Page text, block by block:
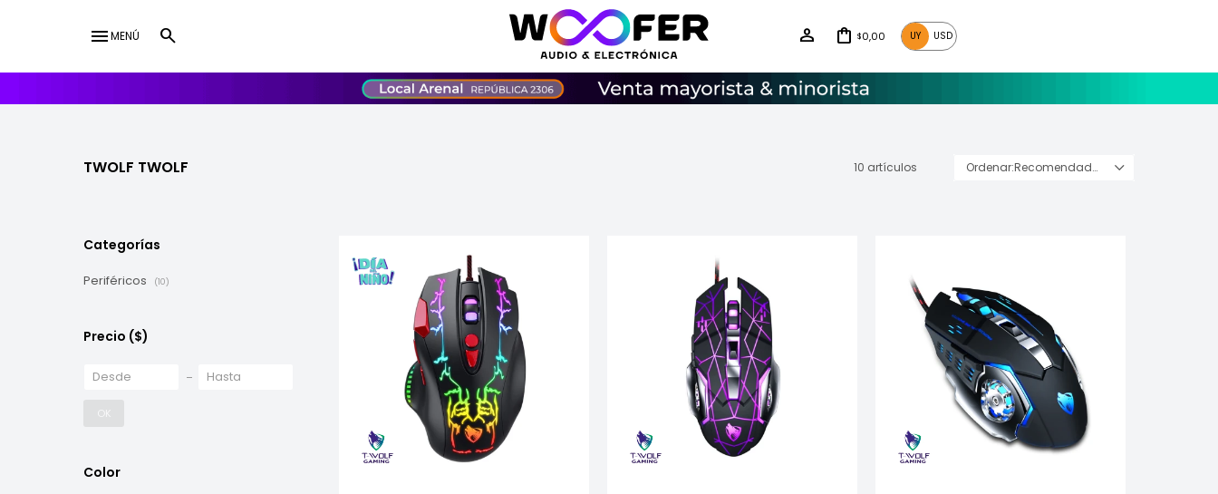
menuMENÚ $0,00 UY USD
TWOLF TWOLF 10 artículos Recomendados
Categorías
Periféricos (10)
Precio ($)
OK
Color